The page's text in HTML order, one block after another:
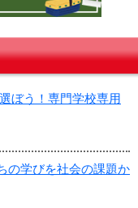
ぼう！専門学校専用
学びを社会の課題か